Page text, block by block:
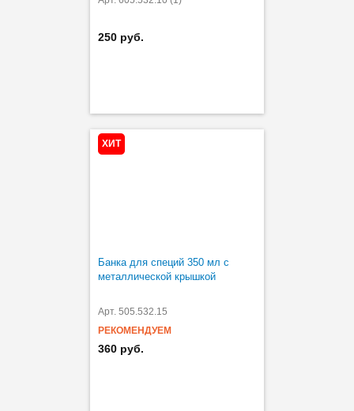
250 руб.
ХИТ
Банка для специй 350 мл с
металлической крышкой
Арт. 505.532.15
РЕКОМЕНДУЕМ
360 руб.